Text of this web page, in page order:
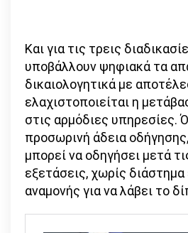
Και για τις τρεις
υποβάλλουν ψηφιακά τα
δικαιολογητικά με
ελαχιστοποιείται η
στις αρμόδιες υπηρεσίες.
προσωρινή άδεια
μπορεί να οδηγήσει μετά
εξετάσεις, χωρίς
αναμονής για να λάβει το